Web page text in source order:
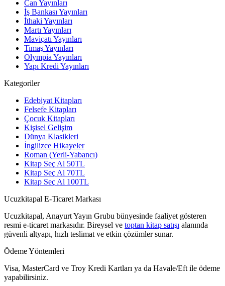
Can Yayınları
İş Bankası Yayınları
İthaki Yayınları
Martı Yayınları
Maviçatı Yayınları
Timaş Yayınları
Olympia Yayınları
Yapı Kredi Yayınları
Kategoriler
Edebiyat Kitapları
Felsefe Kitapları
Çocuk Kitapları
Kişisel Gelişim
Dünya Klasikleri
İngilizce Hikayeler
Roman (Yerli-Yabancı)
Kitap Seç Al 50TL
Kitap Seç Al 70TL
Kitap Seç Al 100TL
Ucuzkitapal E-Ticaret Markası
Ucuzkitapal, Anayurt Yayın Grubu bünyesinde faaliyet gösteren
resmi e-ticaret markasıdır. Bireysel ve toptan kitap satışı alanında
güvenli altyapı, hızlı teslimat ve etkin çözümler sunar.
Ödeme Yöntemleri
Visa, MasterCard ve Troy Kredi Kartları ya da Havale/Eft ile ödeme
yapabilirsiniz.